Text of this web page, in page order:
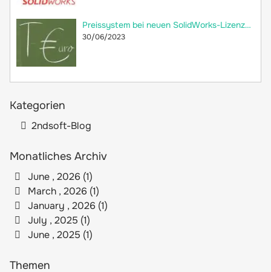
Preissystem bei neuen SolidWorks-Lizenzen: versteckte Preiserhöhung
30/06/2023
Kategorien
2ndsoft-Blog
Monatliches Archiv
June , 2026 (1)
March , 2026 (1)
January , 2026 (1)
July , 2025 (1)
June , 2025 (1)
Themen